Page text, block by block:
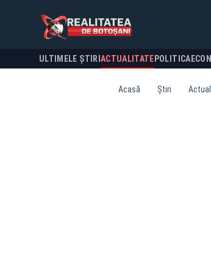
ULTIMELE ȘTIRI ACTUALITATE POLITICA
Acasă Știri